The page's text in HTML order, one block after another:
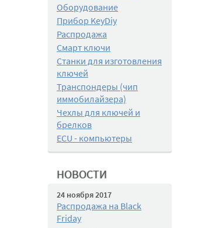
Оборудование
Прибор KeyDiy
Распродажа
Смарт ключи
Станки для изготовления
ключей
Транспондеры (чип
иммобилайзера)
Чехлы для ключей и
брелков
ECU - компьютеры
НОВОСТИ
24 ноября 2017
Распродажа на Black
Friday